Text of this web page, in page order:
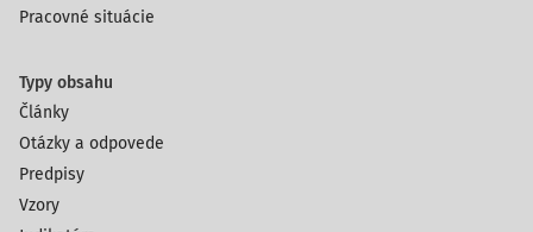
Pracovné situácie
Typy obsahu
Články
Otázky a odpovede
Predpisy
Vzory